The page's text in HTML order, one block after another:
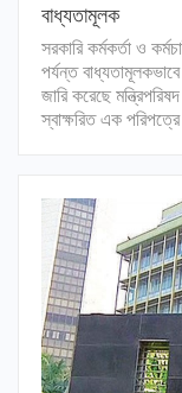
বাধ্যতামূলক
সরকারি কর্মকর্তা ও
পর্যন্ত
জারি করেছে
স্বাক্ষরিত এক পরিপত্রে